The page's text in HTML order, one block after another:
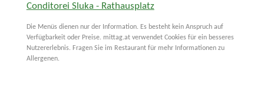
Conditorei Sluka - Rathausplatz
Die Menüs dienen nur der Information. Es besteht kein Anspruch auf
Verfügbarkeit oder Preise. mittag.at verwendet Cookies für ein besseres
Nutzererlebnis. Fragen Sie im Restaurant für mehr Informationen zu
Allergenen.